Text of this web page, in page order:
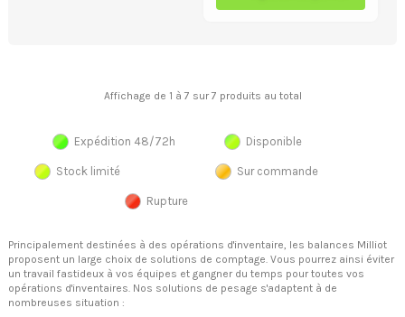
Affichage de 1 à 7 sur 7 produits au total
Expédition 48/72h Disponible
Stock limité Sur commande
Rupture
Principalement destinées à des opérations d'inventaire, les balances Milliot
proposent un large choix de solutions de comptage. Vous pourrez ainsi éviter
un travail fastideux à vos équipes et gangner du temps pour toutes vos
opérations d'inventaires. Nos solutions de pesage s'adaptent à de
nombreuses situation :